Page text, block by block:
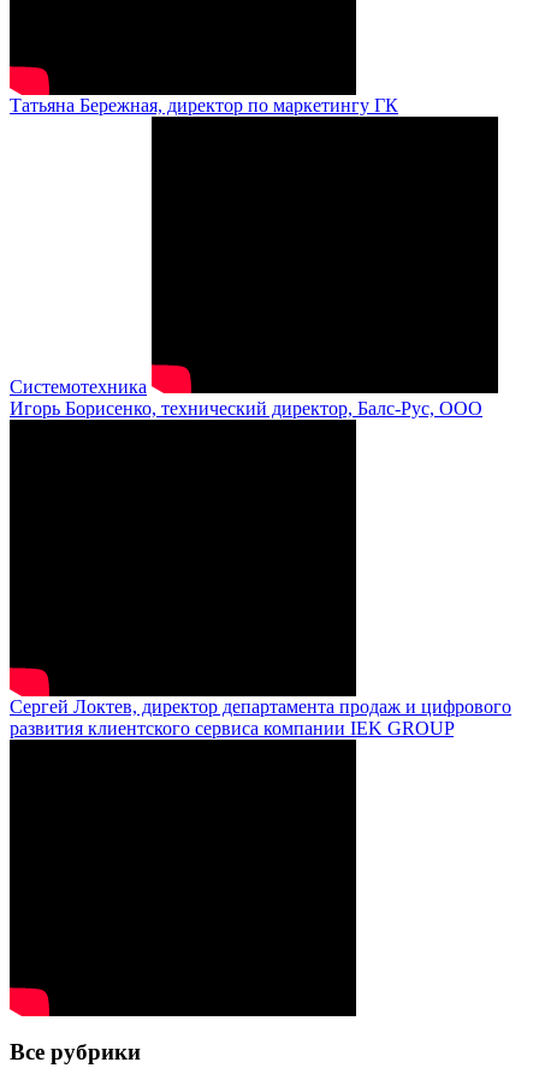
Татьяна Бережная, директор по маркетингу ГК
Системотехника
Игорь Борисенко, технический директор, Балс-Рус, ООО
Сергей Локтев, директор департамента продаж и цифрового
развития клиентского сервиса компании IEK GROUP
Все рубрики